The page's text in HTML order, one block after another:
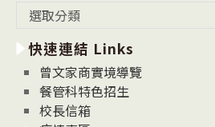
消
息
News
選取分類
快速連結 Links
曾文家商實境導覽
餐管科特色招生
校長信箱